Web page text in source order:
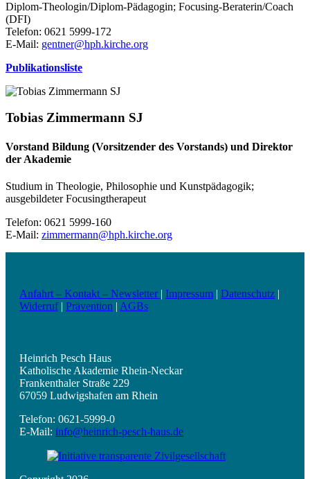
Diplom-Theologin/Diplom-Pädagogin; Focusing-Beraterin/Coach
(DFI)
Telefon: 0621 5999-172
E-Mail: gentner@hph.kirche.org
Publikationsliste
Tobias Zimmermann SJ
Vorstand Bildung (Vorsitzender des Vorstands) und Direktor
der Akademie
Studium in Theologie, Philosophie und Kunstpädagogik;
ausgebildeter Focusingtherapeut
Telefon: 0621 5999-160
E-Mail: zimmermann@hph.kirche.org
Anfahrt – Kontakt – Newsletter | Impressum | Datenschutz |
Widerruf| Prävention | AGBs
Heinrich Pesch Haus
Katholische Akademie Rhein-Neckar
Frankenthaler Straße 229
67059 Ludwigshafen am Rhein
Telefon: 0621-5999-0
E-Mail: info@heinrich-pesch-haus.de